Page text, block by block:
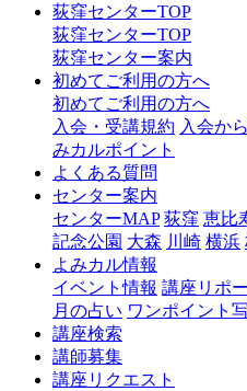
荻窪センターTOP
荻窪センターTOP
荻窪センター案内
初めてご利用の方へ
初めてご利用の方へ
入会・受講規約 入会か
みカルポイント
よくある質問
センター案内
センターMAP 荻窪 恵比
記念公園 大森 川崎 横浜
よみカル情報
イベント情報 講座リポ
月の占い ワンポイント
講座検索
講師募集
講座リクエスト